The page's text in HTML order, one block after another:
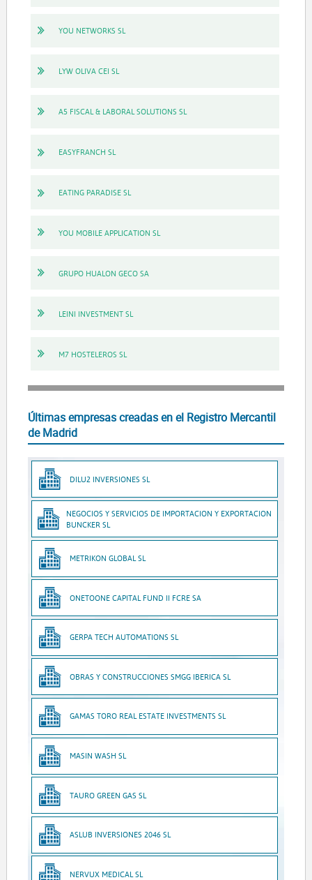
YOU NETWORKS SL
LYW OLIVA CEI SL
A5 FISCAL & LABORAL SOLUTIONS SL
EASYFRANCH SL
EATING PARADISE SL
YOU MOBILE APPLICATION SL
GRUPO HUALON GECO SA
LEINI INVESTMENT SL
M7 HOSTELEROS SL
Últimas empresas creadas en el Registro Mercantil
de Madrid
DILU2 INVERSIONES SL
NEGOCIOS Y SERVICIOS DE IMPORTACION Y EXPORTACION
BUNCKER SL
METRIKON GLOBAL SL
ONETOONE CAPITAL FUND II FCRE SA
GERPA TECH AUTOMATIONS SL
OBRAS Y CONSTRUCCIONES SMGG IBERICA SL
GAMAS TORO REAL ESTATE INVESTMENTS SL
MASIN WASH SL
TAURO GREEN GAS SL
ASLUB INVERSIONES 2046 SL
NERVUX MEDICAL SL